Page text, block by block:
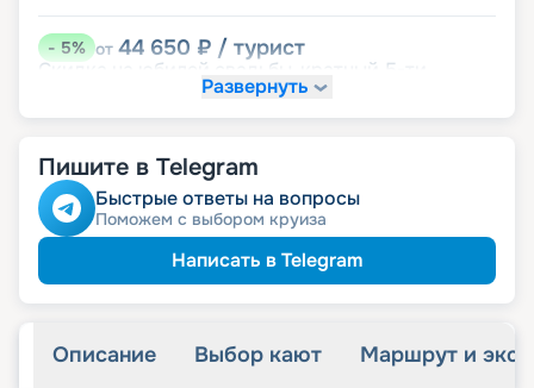
-5% от 44 650 ₽ / турист
Скидка на юбилей свадьбы, кратный 5-ти
Развернуть
Пишите в Telegram
Быстрые ответы на вопросы
Поможем с выбором круиза
Написать в Telegram
Описание Выбор кают Маршрут и